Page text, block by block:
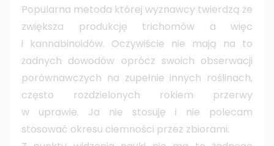
Popularna metoda której wyznawcy twierdzą że
zwiększa produkcję trichomów a więc
i kannabinoidów. Oczywiście nie mają na to
żadnych dowodów oprócz swoich obserwacji
porównawczych na zupełnie innych roślinach,
często rozdzielonych rokiem przerwy
w uprawie. Ja nie stosuję i nie polecam
stosować okresu ciemności przez zbiorami.